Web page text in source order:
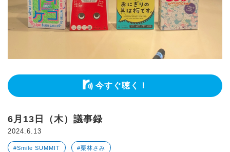
今すぐ聴く！
6月13日（木）議事録
2024.6.13
#Smile SUMMIT #栗林さみ